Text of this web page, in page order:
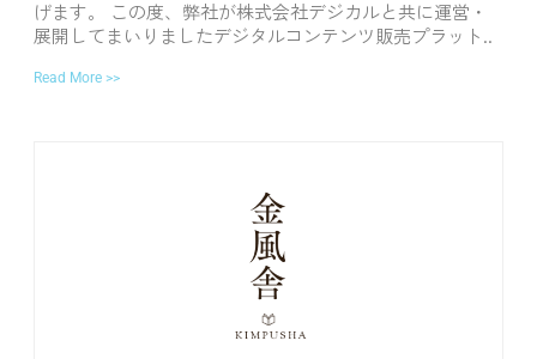
げます。 この度、弊社が株式会社デジカルと共に運営・
展開してまいりましたデジタルコンテンツ販売プラット..
Read More >>